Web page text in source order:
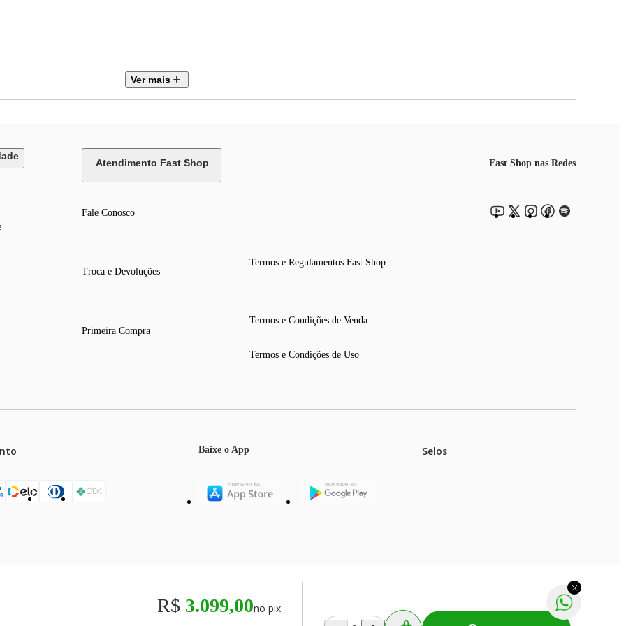
R$ 3.099,00no pix
Ver mais
Atendimento Fast Shop
Fale Conosco
Troca e Devoluções
Primeira Compra
Termos e Regulamentos Fast Shop
Termos e Condições de Venda
Termos e Condições de Uso
Fast Shop nas Redes
Baixe o App Selos
válidos exclusivamente para compras efetuadas no site, podendo diferir na rede de lojas físicas.
os preços e condições comerciais estão sujeitos a alteração sem aviso prévio. Fast Shop S. A. CNPJ: 43.708.379/0001-